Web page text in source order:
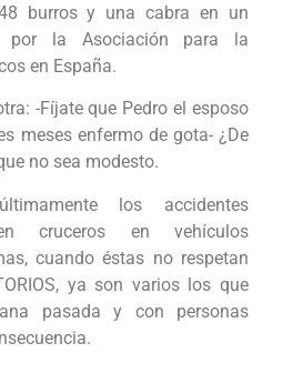
burros y una cabra en un
por la Asociación para la
en España.
-Fíjate que Pedro el esposo
meses enfermo de gota- ¿De
no sea modesto.
los accidentes
cruceros en vehículos
cuando éstas no respetan
ya son varios los que
pasada y con personas